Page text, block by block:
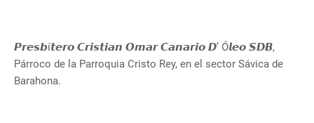
𝙋𝙧𝙚𝙨𝙗í𝙩𝙚𝙧𝙤 𝘾𝙧𝙞𝙨𝙩𝙞𝙖𝙣 𝙊𝙢𝙖𝙧 𝘾𝙖𝙣𝙖𝙧𝙞𝙤 𝘿’ Ó𝙡𝙚𝙤 𝙎𝘿𝘽,
Párroco de la Parroquia Cristo Rey, en el sector Sávica de
Barahona.